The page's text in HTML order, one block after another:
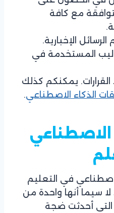
مع كافة
الإخبارية.
المستخدمة في
القرارات. يمكنكم كذلك
الذكاء الاصطناعي.
الاصطناعي
في التعليم
لا سيما أنها واحدة من
التي أحدثت ضجة